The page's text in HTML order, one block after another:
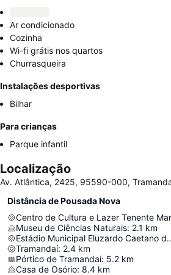
Ar condicionado
Cozinha
Wi-fi grátis nos quartos
Churrasqueira
Instalações desportivas
Bilhar
Para crianças
Parque infantil
Localização
Av. Atlântica, 2425, 95590-000,
Distância de Pousada Nova
Museu de Ciências Naturais: 2.1 km
Estádio
Tramandaí: 2.4 km
Pórtico de Tramandaí: 5.2 km
Casa de Osório: 8.4 km